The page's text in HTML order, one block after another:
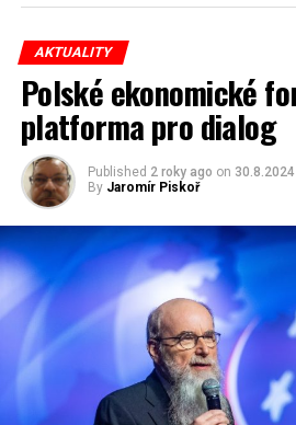
RELATED TOPICS:
UP NEXT
Celkové výsledky voleb
DON'T MISS
Včera promluvil bůh smrti
dvojče
AKTUALITY
Polské ekonomické
platforma pro dialog
Published 2 roky ago on 30.8.2024
By Jaromír Piskoř